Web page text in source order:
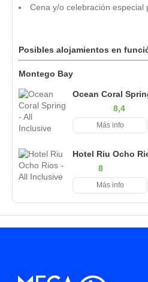
Cena y/o celebración especial
Posibles alojamientos en
Montego Bay
Ocean Coral
8,4
Más info
Hotel Riu Ocho
8
Más info